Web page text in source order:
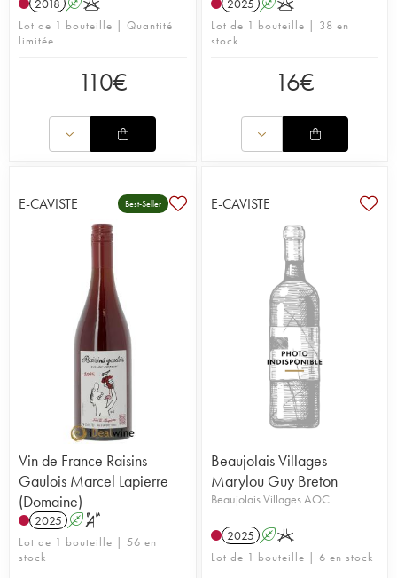
2018 AK
Lot de 1 bouteille | Quantité
limitée
110€
2025 AK
Lot de 1 bouteille | 38 en
stock
16€
E-CAVISTE Best-Seller
Vin de France Raisins
Gaulois Marcel Lapierre
(Domaine)
2025 A S
Lot de 1 bouteille | 56 en
stock
E-CAVISTE
Beaujolais Villages
Marylou Guy Breton
Beaujolais Villages AOC
2025 AK
Lot de 1 bouteille | 6 en stock